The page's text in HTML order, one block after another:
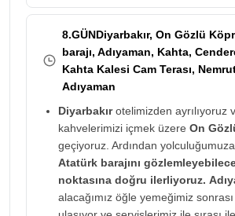
8.GÜNDiyarbakır, On Gözlü
barajı, Adıyaman, Kahta,
Kahta Kalesi Cam Terası,
Adıyaman
Diyarbakırotelimizden ayrılıyoruz
kahvelerimizi içmek üzere On
geçiyoruz. Ardından
Atatürk barajını
noktasına doğru ilerliyoruz.
alacağımız öğle yemeğimiz sonrası